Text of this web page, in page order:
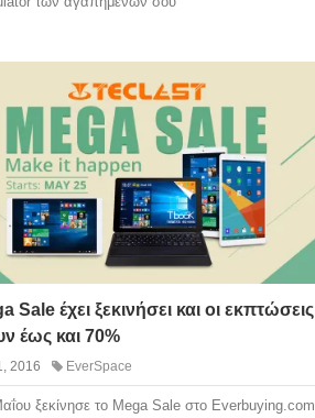
Sale έχει ξεκινήσει και οι εκπτώσεις
έως και 70%
2016 EverSpace
ξεκίνησε το Mega Sale στο Everbuying.com,